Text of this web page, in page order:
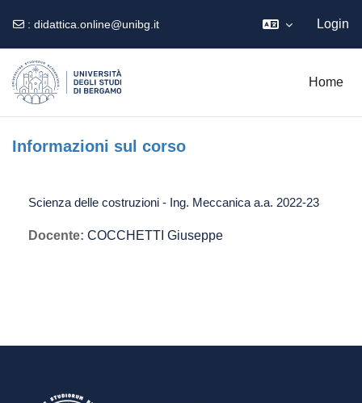
: didattica.online@unibg.it Login
Home
Informazioni sul corso
Scienza delle costruzioni - Ing. Meccanica a.a. 2022-23
Docente: COCCHETTI Giuseppe